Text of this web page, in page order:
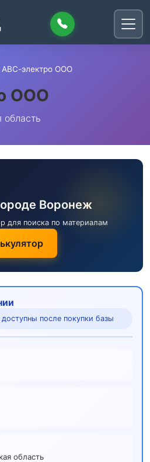
АВС-электро ООО
ООО
Воронеж
для поиска по материалам
после покупки базы
область